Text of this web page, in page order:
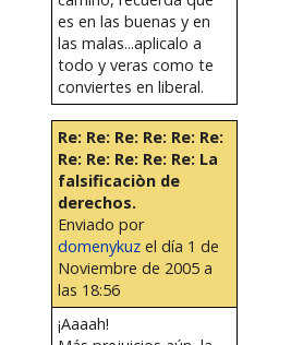
es en las buenas y en
las malas...aplicalo a
todo y veras como te
conviertes en liberal.
Re: Re: Re: Re: Re: Re:
Re: Re: Re: Re: Re: La
falsificaciòn de
derechos.
Enviado por
domenykuzel día 1 de
Noviembre de 2005 a
las 18:56
¡Aaaah!